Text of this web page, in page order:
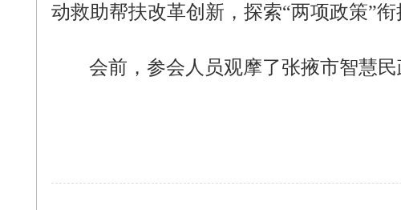
动救助帮扶改革创新，探索“两项政策”
会前，参会人员观摩了张掖市智慧